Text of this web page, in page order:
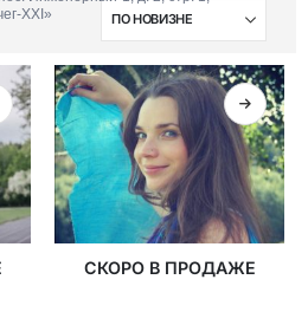
СКОРО В ПРОДАЖЕ
XXI»